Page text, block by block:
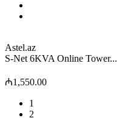
Astel.az
S-Net 6KVA Online Tower...
₼1,550.00
1
2